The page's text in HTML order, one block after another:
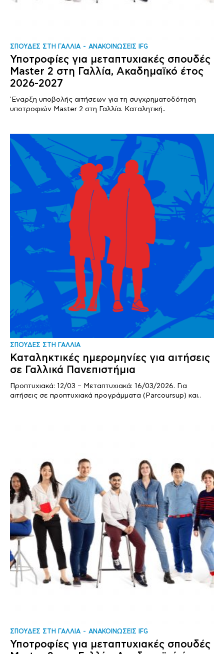
ΣΠΟΥΔΕΣ ΣΤΗ ΓΑΛΛΙΑ ΑΝΑΚΟΙΝΩΣΕΙΣ IFG
Υποτροφίες για μεταπτυχιακές σπουδές
Master 2 στη Γαλλία, Ακαδημαϊκό έτος
2026-2027
'Εναρξη υποβολής αιτήσεων για τη συγχρηματοδότηση
υποτροφιών Master 2 στη Γαλλία. Καταλητική..
ΣΠΟΥΔΕΣ ΣΤΗ ΓΑΛΛΙΑ
Καταληκτικές ημερομηνίες για αιτήσεις
σε Γαλλικά Πανεπιστήμια
Προπτυχιακά: 12/03 – Μεταπτυχιακά: 16/03/2026. Για
αιτήσεις σε προπτυχιακά προγράμματα (Parcoursup) και..
ΣΠΟΥΔΕΣ ΣΤΗ ΓΑΛΛΙΑ ΑΝΑΚΟΙΝΩΣΕΙΣ IFG
Υποτροφίες για μεταπτυχιακές σπουδές